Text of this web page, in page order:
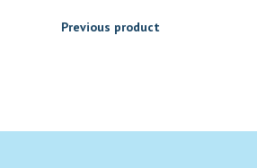
Previous product